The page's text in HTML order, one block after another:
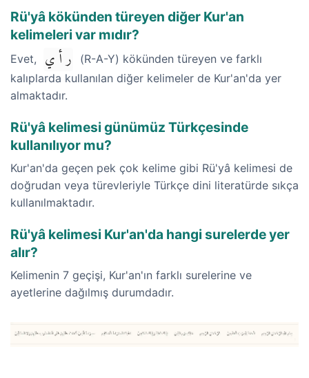
Rü'yâ kökünden türeyen diğer Kur'an
kelimeleri var mıdır?
Evet, ر أ ي
(R-A-Y) kökünden türeyen ve farklı
kalıplarda kullanılan diğer kelimeler de Kur'an'da yer
almaktadır.
Rü'yâ kelimesi günümüz Türkçesinde
kullanılıyor mu?
Kur'an'da geçen pek çok kelime gibi Rü'yâ kelimesi de
doğrudan veya türevleriyle Türkçe dini literatürde sıkça
kullanılmaktadır.
Rü'yâ kelimesi Kur'an'da hangi surelerde yer
alır?
Kelimenin 7 geçişi, Kur'an'ın farklı surelerine ve
ayetlerine dağılmış durumdadır.